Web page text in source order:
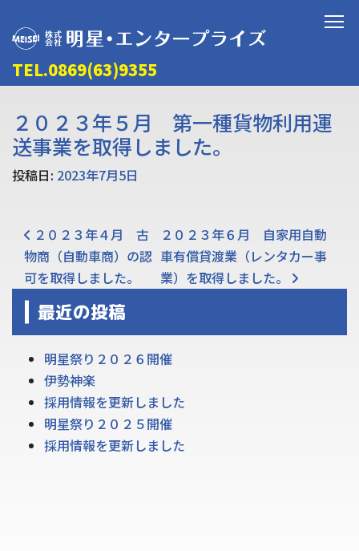
TEL.0869(63)9355
２０２３年５月 第一種貨物利用運
送事業を取得しました。
投稿日: 2023年7月5日
２０２３年４月 古
物商（自動車商）の認
可を取得しました。
２０２３年６月 自家用自動
車有償貸渡業（レンタカー事
業）を取得しました。
最近の投稿
明星祭り２０２６開催
伊勢神楽
採用情報を更新しました
明星祭り２０２５開催
採用情報を更新しました